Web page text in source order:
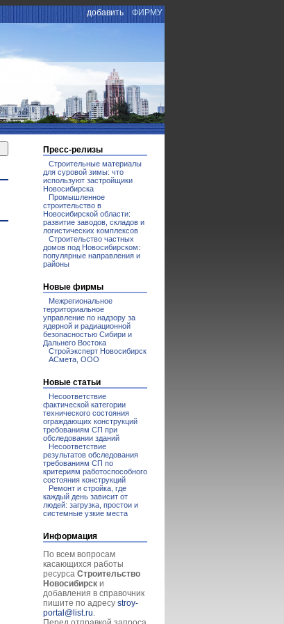
добавить ФИРМУ
Пресс-релизы
Строительные материалы
для суровой зимы: что
используют застройщики
Новосибирска
Промышленное
строительство в
Новосибирской области:
развитие заводов, складов и
логистических комплексов
Строительство частных
домов под Новосибирском:
популярные направления и
районы
Новые фирмы
Межрегиональное
территориальное
управление по надзору за
ядерной и радиационной
безопасностью Сибири и
Дальнего Востока
Стройэксперт Новосибирск
АСмета, ООО
Новые статьи
Несоответствие
фактической категории
технического состояния
ограждающих конструкций
требованиям СП при
обследовании зданий
Несоответствие
результатов обследования
требованиям СП по
критериям работоспособного
состояния конструкций
Ремонт и стройка, где
каждый день зависит от
людей: загрузка, простои и
системные узкие места
Информация
По всем вопросам
касающихся работы
ресурса Строительство
Новосибирск и
добавления в справочник
пишите по адресу stroy-
portal@list.ru.